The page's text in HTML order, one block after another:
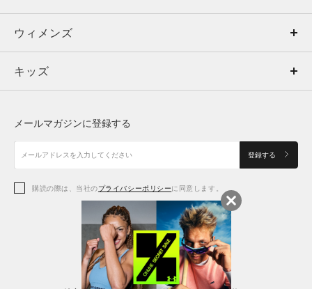
ウィメンズ
キッズ
アクセサリー
トップス
ボトムス
アクセサリー
ウィメンズ
トップス
シューズ
アクセサリー
レギンス＆タイツ
キッズ
シューズ
メールマガジンに登録する
登録する
購読の際は、当社のプライバシーポリシーに同意します。